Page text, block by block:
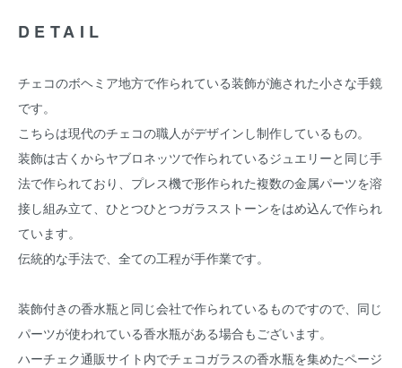
DETAIL
チェコのボヘミア地方で作られている装飾が施された小さな手鏡
です。
こちらは現代のチェコの職人がデザインし制作しているもの。
装飾は古くからヤブロネッツで作られているジュエリーと同じ手
法で作られており、プレス機で形作られた複数の金属パーツを溶
接し組み立て、ひとつひとつガラスストーンをはめ込んで作られ
ています。
伝統的な手法で、全ての工程が手作業です。
装飾付きの香水瓶と同じ会社で作られているものですので、同じ
パーツが使われている香水瓶がある場合もございます。
ハーチェク通販サイト内でチェコガラスの香水瓶を集めたページ